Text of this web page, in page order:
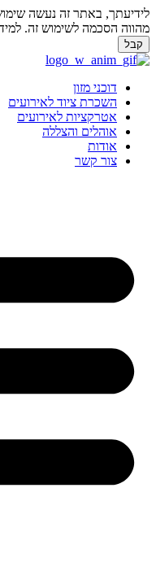
מהווה הסכמה לשימוש זה.
קבל
דלג
דוכני מזון
השכרת ציוד לאירועים
אטרקציות לאירועים
אוהלים והצללה
אודות
צור קשר